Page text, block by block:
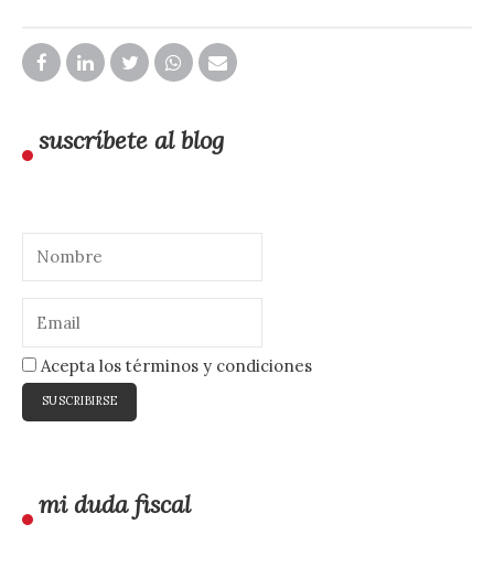
suscríbete al blog
Acepta los términos y condiciones
mi duda fiscal